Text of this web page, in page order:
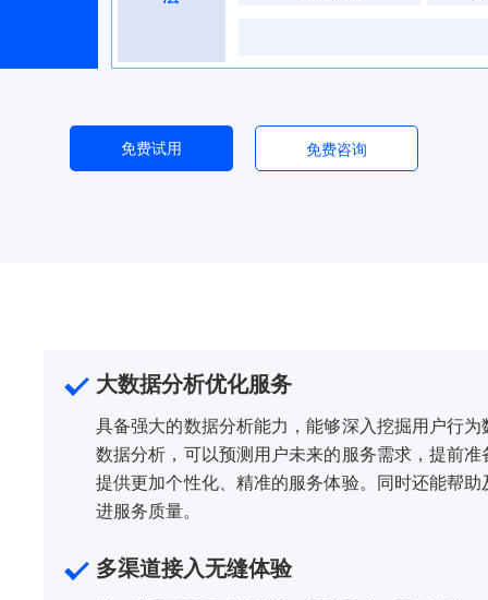
免费试用 免费咨询
大数据分析优化服务
具备强大的数据分析能力，能够深入挖掘用户行
数据分析，可以预测用户未来的服务需求，提前
提供更加个性化、精准的服务体验。同时还能帮
进服务质量。
多渠道接入无缝体验